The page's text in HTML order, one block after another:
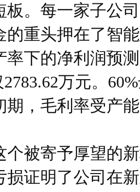
板。每一家子公
的重头押在了智
率下的净利润预
2783.62万元。
期，毛利率受产
个被寄予厚望的
损证明了公司在